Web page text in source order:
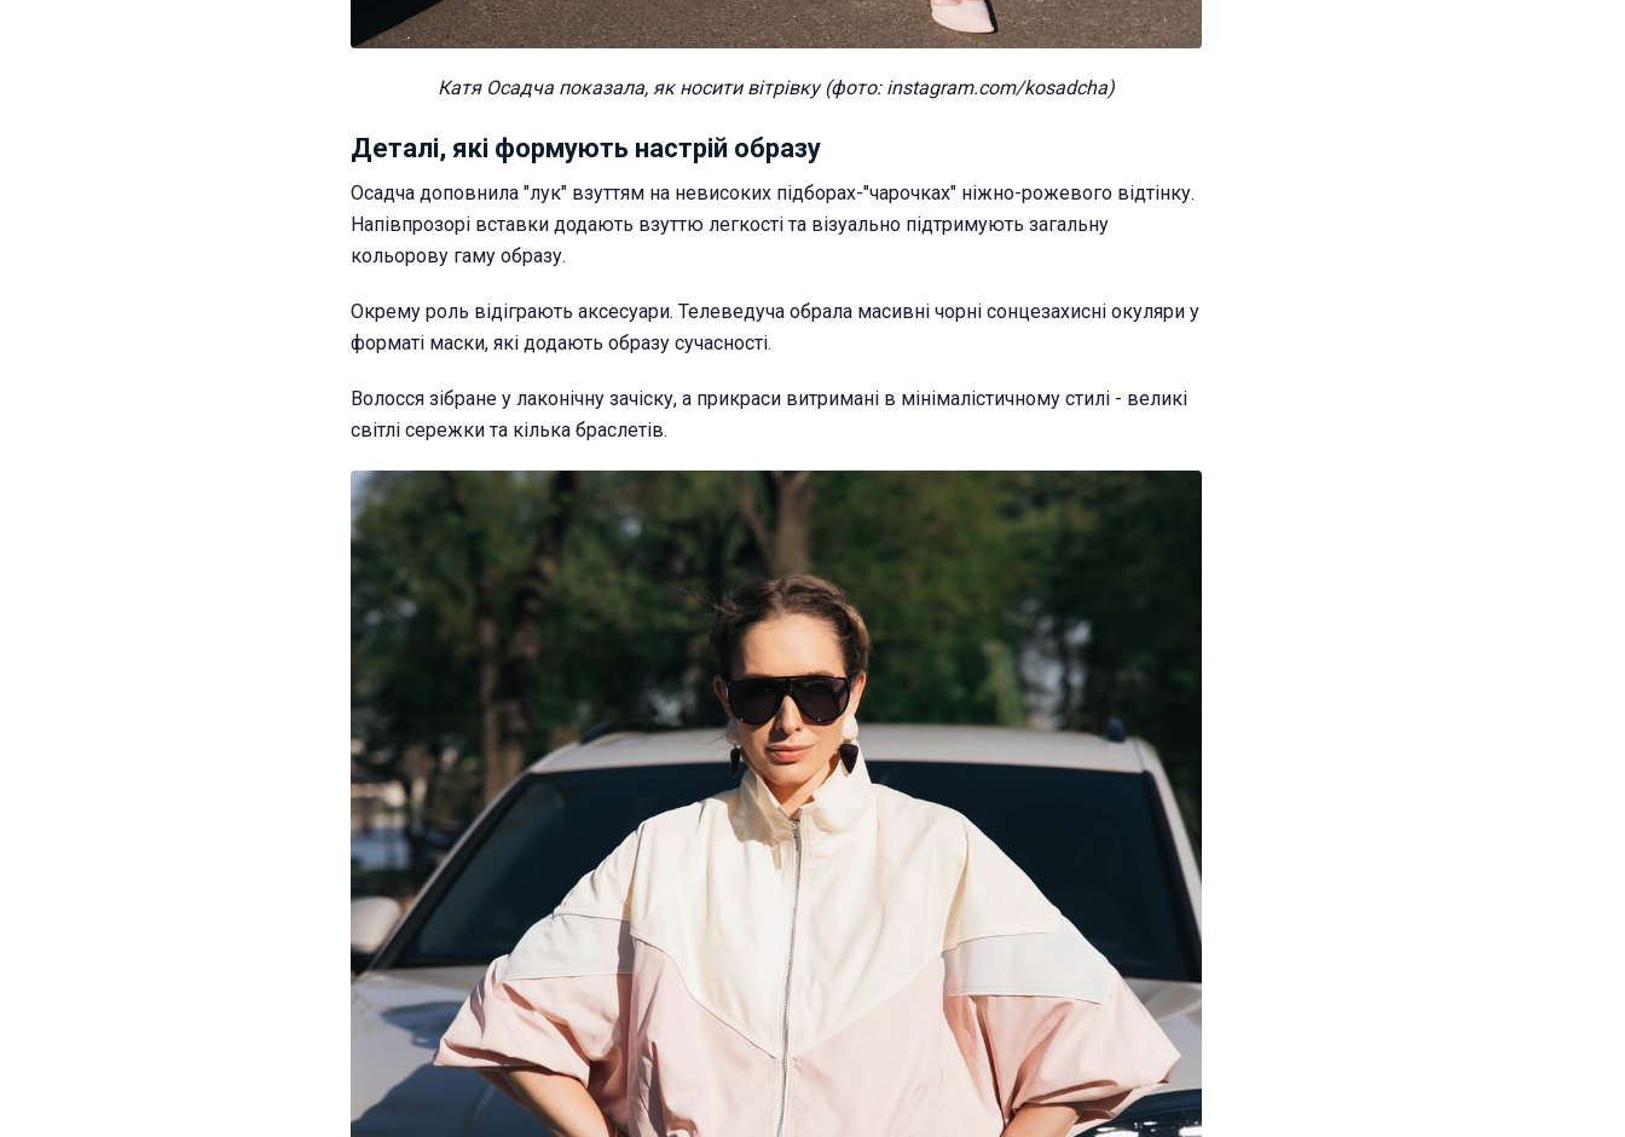
Катя Осадча показала, як носити вітрівку (фото: instagram.com/kosadcha)
Деталі, які формують настрій образу
Осадча доповнила "лук" взуттям на невисоких підборах-"чарочках" ніжно-рожевого відтінку.
Напівпрозорі вставки додають взуттю легкості та візуально підтримують загальну
кольорову гаму образу.
Окрему роль відіграють аксесуари. Телеведуча обрала масивні чорні сонцезахисні окуляри у
форматі маски, які додають образу сучасності.
Волосся зібране у лаконічну зачіску, а прикраси витримані в мінімалістичному стилі - великі
світлі сережки та кілька браслетів.